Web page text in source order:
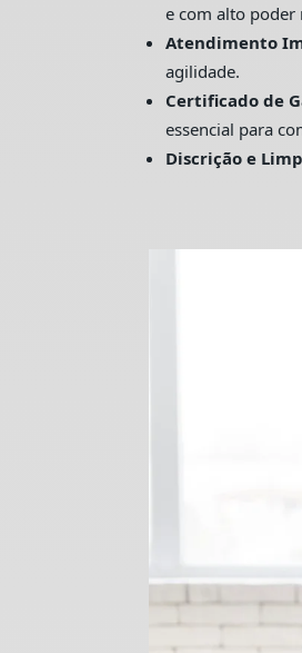
e com alto poder
Atendimento
agilidade.
Certificado de
essencial para
Discrição e